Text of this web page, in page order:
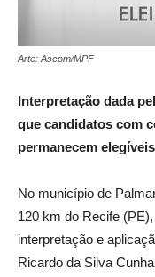
Arte: Ascom/MPF
Interpretação dada
que candidatos com
permanecem elegíveis
No município de
120 km do Recife
interpretação e
Ricardo da Silva